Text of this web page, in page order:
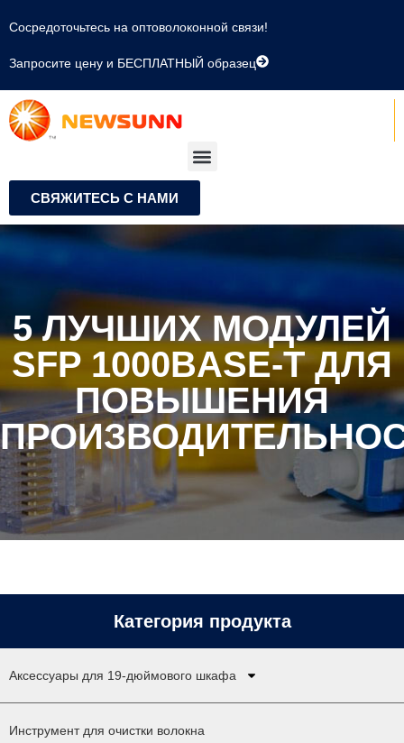
Сосредоточьтесь на оптоволоконной связи!
Запросите цену и БЕСПЛАТНЫЙ образец
СВЯЖИТЕСЬ С НАМИ
5 ЛУЧШИХ МОДУЛЕЙ
SFP 1000BASE-T ДЛЯ
ПОВЫШЕНИЯ
Категория продукта
Аксессуары для 19-дюймового шкафа
Инструмент для очистки волокна